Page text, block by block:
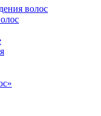
волос